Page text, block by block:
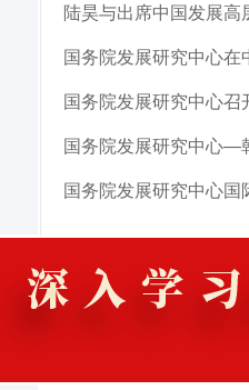
陆昊与出席中国发展
国务院发展研究中心
国务院发展研究中心
国务院发展研究中心—
国务院发展研究中心